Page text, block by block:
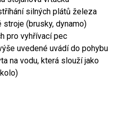
silných plátů železa
(brusky, dynamo)
pro vyhřívací pec
uvedené uvádí do pohybu
na vodu, která slouží jako